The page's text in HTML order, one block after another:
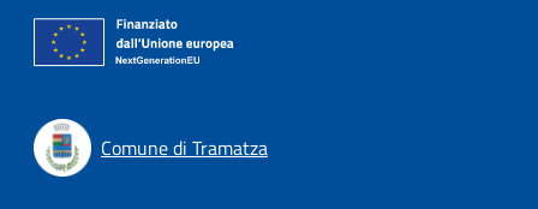
Comune di Tramatza